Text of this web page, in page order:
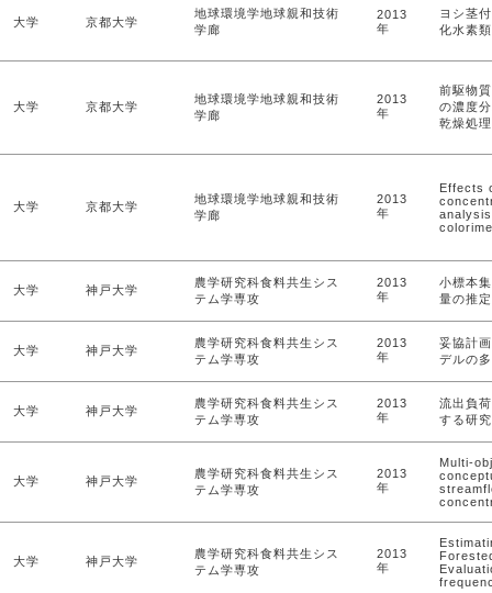
大学 京都大学
地球環境学地球親和技術
学廊
2013
年
ヨシ茎
化水素
大学 京都大学
地球環境学地球親和技術
学廊
2013
年
前駆物
の濃度
乾燥処
大学 京都大学
地球環境学地球親和技術
学廊
2013
年
Effects
大学 神戸大学
農学研究科食料共生シス
テム学専攻
2013
年
小標本
量の推
大学 神戸大学
農学研究科食料共生シス
テム学専攻
2013
年
妥協計
デルの
大学 神戸大学
農学研究科食料共生シス
テム学専攻
2013
年
流出負
する研究
大学 神戸大学
農学研究科食料共生シス
テム学専攻
2013
年
Multi-
大学 神戸大学
農学研究科食料共生シス
テム学専攻
2013
年